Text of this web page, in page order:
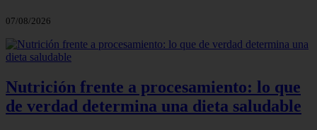
07/08/2026
Nutrición frente a procesamiento: lo que
de verdad determina una dieta saludable